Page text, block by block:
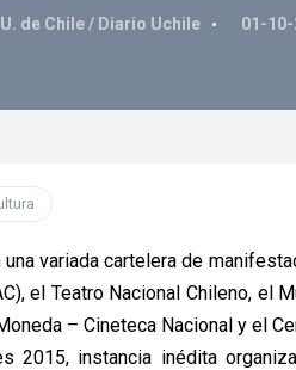
de Chile / Diario Uchile 01-10-
una variada cartelera de
el Teatro Nacional Chileno, el
– Cineteca Nacional y el
2015, instancia inédita